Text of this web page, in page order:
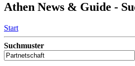
Athen News & Guide -
Start
Suchmuster